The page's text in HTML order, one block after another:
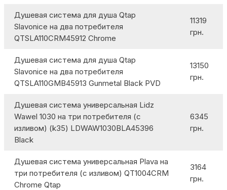
Душевая система для душа Qtap
Slavonice на два потребителя
QTSLA110CRM45912 Chrome
11319
грн.
Душевая система для душа Qtap
Slavonice на два потребителя
QTSLA110GMB45913 Gunmetal Black PVD
13150
грн.
Душевая система универсальная Lidz
Wawel 1030 на три потребителя (с
изливом) (k35) LDWAW1030BLA45396
Black
6345
грн.
Душевая система универсальная Plava на
три потребителя (с изливом) QT1004CRM
Chrome Qtap
3164
грн.